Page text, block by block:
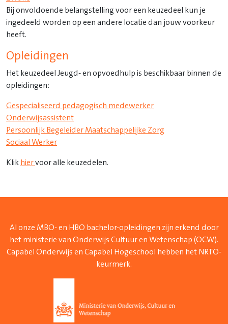
Bij onvoldoende belangstelling voor een keuzedeel kun je
ingedeeld worden op een andere locatie dan jouw voorkeur
heeft.
Opleidingen
Het keuzedeel Jeugd- en opvoedhulp is beschikbaar binnen de
opleidingen:
Gespecialiseerd pedagogisch medewerker
Onderwijsassistent
Persoonlijk Begeleider Maatschappelijke Zorg
Sociaal Werker
Klik hiervoor alle keuzedelen.
Al onze MBO- en HBO bachelor-opleidingen zijn erkend door
het ministerie van Onderwijs Cultuur en Wetenschap (OCW).
Capabel Onderwijs en Capabel Hogeschool hebben het NRTO-
keurmerk.